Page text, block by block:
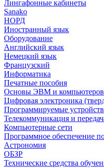
Лингафонные кабинеты
Sanako
НОРД
Иностранный язык
Оборудование
Английский язык
Немецкий язык
Французский
Информатика
Печатные пособия
Основы ЭВМ и компьютеров
Цифровая электроника
Программируемые
Телекоммуникация и
Компьютерные сети
Программное обеспечение
Астрономия
ОБЗР
Технические средства